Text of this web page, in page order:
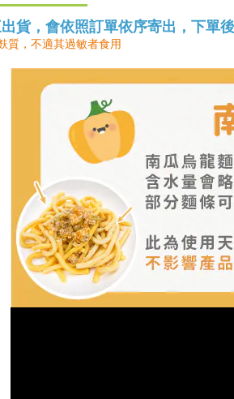
貨，會依照訂單依序寄出，下單
質，不適其過敏者食用